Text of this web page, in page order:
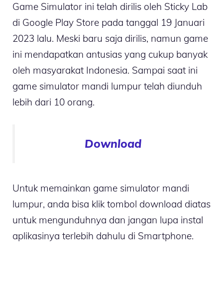
Game Simulator ini telah dirilis oleh Sticky Lab
di Google Play Store pada tanggal 19 Januari
2023 lalu. Meski baru saja dirilis, namun game
ini mendapatkan antusias yang cukup banyak
oleh masyarakat Indonesia. Sampai saat ini
game simulator mandi lumpur telah diunduh
lebih dari 10 orang.
Download
Untuk memainkan game simulator mandi
lumpur, anda bisa klik tombol download diatas
untuk mengunduhnya dan jangan lupa instal
aplikasinya terlebih dahulu di Smartphone.